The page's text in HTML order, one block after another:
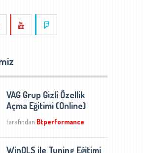
VAG Grup Gizli Özellik
Açma Eğitimi (Online)
tarafından Btperformance
WinOLS ile Tuning Eğitimi